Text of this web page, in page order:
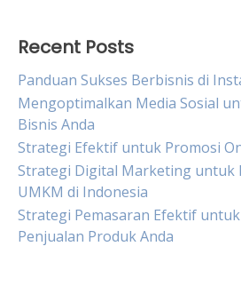
Recent Posts
Panduan Sukses Berbisnis di
Mengoptimalkan Media Sosial
Bisnis Anda
Strategi Efektif untuk Promosi
Strategi Digital Marketing untuk
UMKM di Indonesia
Strategi Pemasaran Efektif
Penjualan Produk Anda